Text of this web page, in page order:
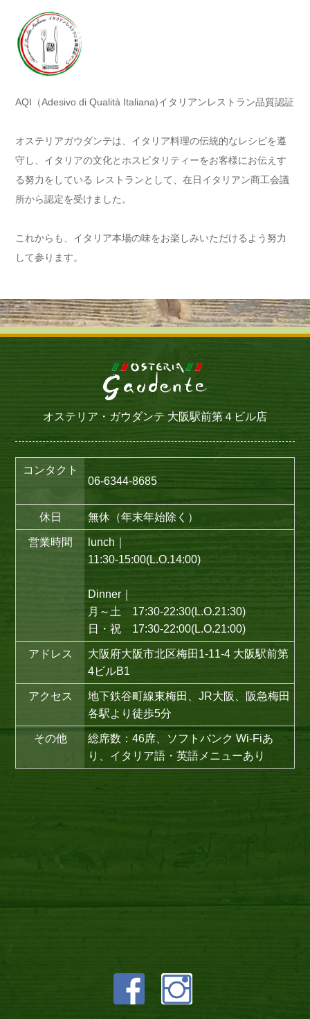
AQI（Adesivo di Qualità Italiana)イタリアンレストラン品質認証
オステリアガウダンテは、イタリア料理の伝統的なレシピを遵
守し、イタリアの文化とホスピタリティーをお客様にお伝えす
る努力をしている レストランとして、在日イタリアン商工会議
所から認定を受けました。
これからも、イタリア本場の味をお楽しみいただけるよう努力
して参ります。
オステリア・ガウダンテ 大阪駅前第４ビル店
コンタクト
06-6344-8685
休日 無休（年末年始除く）
営業時間
lunch｜
11:30-15:00(L.O.14:00)
Dinner｜
月～土 17:30-22:30(L.O.21:30)
日・祝 17:30-22:00(L.O.21:00)
アドレス
大阪府大阪市北区梅田1-11-4 大阪駅前第
4ビルB1
アクセス
地下鉄谷町線東梅田、JR大阪、阪急梅田
各駅より徒歩5分
その他
総席数：46席、ソフトバンク Wi-Fiあ
り、イタリア語・英語メニューあり